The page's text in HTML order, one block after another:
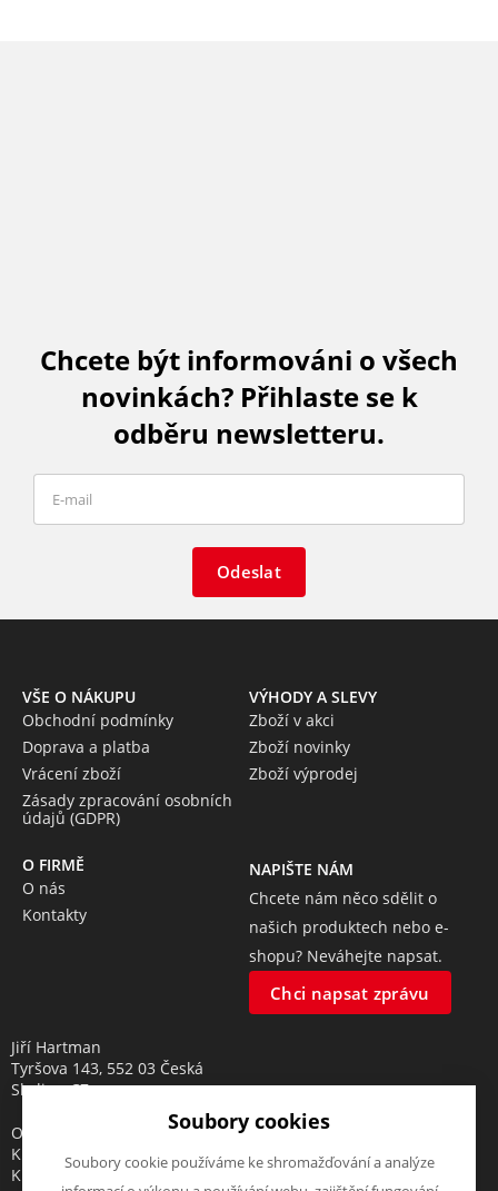
Chcete být informováni o všech
novinkách? Přihlaste se k
odběru newsletteru.
Odeslat
VŠE O NÁKUPU
Obchodní podmínky
Doprava a platba
Vrácení zboží
Zásady zpracování osobních
údajů (GDPR)
VÝHODY A SLEVY
Zboží v akci
Zboží novinky
Zboží výprodej
O FIRMĚ
O nás
Kontakty
NAPIŠTE NÁM
Chcete nám něco sdělit o
našich produktech nebo e-
shopu? Neváhejte napsat.
Chci napsat zprávu
Jiří Hartman
Tyršova 143, 552 03 Česká
Skalice, CZ
Obchodní rejstřík vedený u
Krajského soudu v Hradci
Králové, oddíl A, vložka 18553
Soubory cookies
Soubory cookie používáme ke shromažďování a analýze